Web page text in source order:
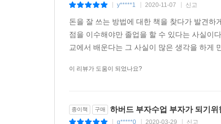
돈은 아껴서 축적되는 것보다 낳아서 생기는 것
긁어모을 수 있는 방법이기도 하다. 그러나 돈을 낳
--- 본문 중에서
보험의 원칙은 가까운 것을 먼저 하고, 먼 것을
--- 본문 중에서
y*****1 2020-11-07 신고
돈을 잘 쓰는 방법에 대한 책을 찾다가 발견
점을 이수해야만 졸업을 할 수 있다는 사실이
교에서 배운다는 그 사실이 많은 생각을 하게
이 리뷰가 도움이 되었나요?
종이책 구매 하버드 부자수업 부자가 되기위
g*****0 2020-03-29 신고